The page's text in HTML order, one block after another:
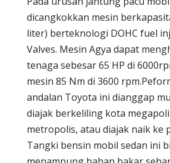
dicangkokkan mesin
liter) berteknologi DOHC fuel
Valves. Mesin Agya dapat
tenaga sebesar 65 HP di
mesin 85 Nm di 3600
andalan Toyota ini dianggap
diajak berkeliling kota
metropolis, atau diajak naik ke
Tangki bensin mobil sedan ini